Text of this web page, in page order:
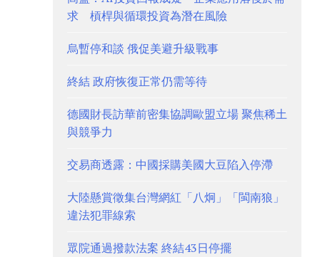
求 槓桿與循環投資為潛在風險
烏暫停和談 俄促美避升級戰事
終結 政府恢復正常仍需等待
德國財長訪華前密集協調歐盟立場 聚焦稀土
與競爭力
交易商透露：中國採購美國大豆陷入停滯
大陸懸賞徵集台灣網紅「八炯」「閩南狼」
違法犯罪線索
眾院通過撥款法案 終結43日停擺